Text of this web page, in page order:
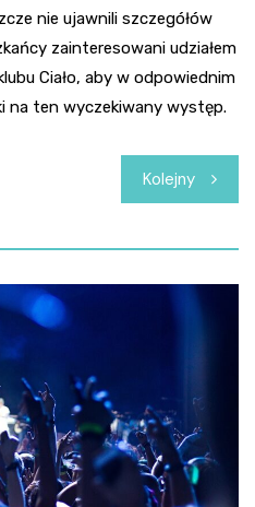
nie ujawnili szczegółów
zainteresowani udziałem
Ciało, aby w odpowiednim
na ten wyczekiwany występ.
Kolejny